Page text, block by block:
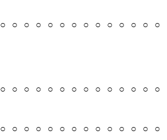
○ ○ ○ ○ ○ ○ ○ ○ ○ ○ ○ ○ ○ ○
○ ○ ○ ○ ○ ○ ○ ○ ○ ○ ○ ○ ○ ○
○ ○ ○ ○ ○ ○ ○ ○ ○ ○ ○ ○ ○ ○